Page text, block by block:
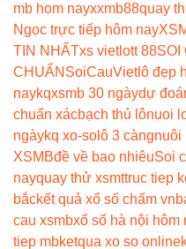
mb hom nayxxmb88quay
Ngọc trực tiếp hôm nay
TIN NHẤTxs vietlott 88SOI
CHUẨN SoiCauVietlô đẹp
naykqxsmb 30 ngàydự
chuẩn xácbạch thủ lônuoi
ngàykq xo-so lô 3 càngnuôi
XSMBđề về bao nhiêuSoi
nayquay thử xsmttruc tiep
bắckết quả xổ số chấm vn
cau xsmbxổ số hà nội hôm
tiep mbketqua xo so online